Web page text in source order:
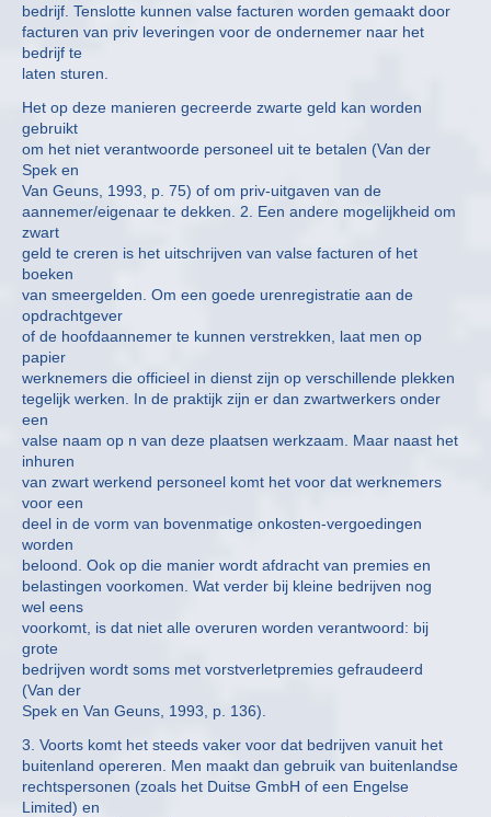
bedrijf. Tenslotte kunnen valse facturen worden gemaakt door
facturen van priv leveringen voor de ondernemer naar het
bedrijf te
laten sturen.
Het op deze manieren gecreerde zwarte geld kan worden
gebruikt
om het niet verantwoorde personeel uit te betalen (Van der
Spek en
Van Geuns, 1993, p. 75) of om priv-uitgaven van de
aannemer/eigenaar te dekken. 2. Een andere mogelijkheid om
zwart
geld te creren is het uitschrijven van valse facturen of het
boeken
van smeergelden. Om een goede urenregistratie aan de
opdrachtgever
of de hoofdaannemer te kunnen verstrekken, laat men op
papier
werknemers die officieel in dienst zijn op verschillende plekken
tegelijk werken. In de praktijk zijn er dan zwartwerkers onder
een
valse naam op n van deze plaatsen werkzaam. Maar naast het
inhuren
van zwart werkend personeel komt het voor dat werknemers
voor een
deel in de vorm van bovenmatige onkosten-vergoedingen
worden
beloond. Ook op die manier wordt afdracht van premies en
belastingen voorkomen. Wat verder bij kleine bedrijven nog
wel eens
voorkomt, is dat niet alle overuren worden verantwoord: bij
grote
bedrijven wordt soms met vorstverletpremies gefraudeerd
(Van der
Spek en Van Geuns, 1993, p. 136).
3. Voorts komt het steeds vaker voor dat bedrijven vanuit het
buitenland opereren. Men maakt dan gebruik van buitenlandse
rechtspersonen (zoals het Duitse GmbH of een Engelse
Limited) en